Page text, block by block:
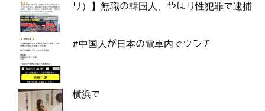
り）】無職の韓国人、やはり性犯罪で逮捕
#中国人が日本の電車内でウンチ
横浜で